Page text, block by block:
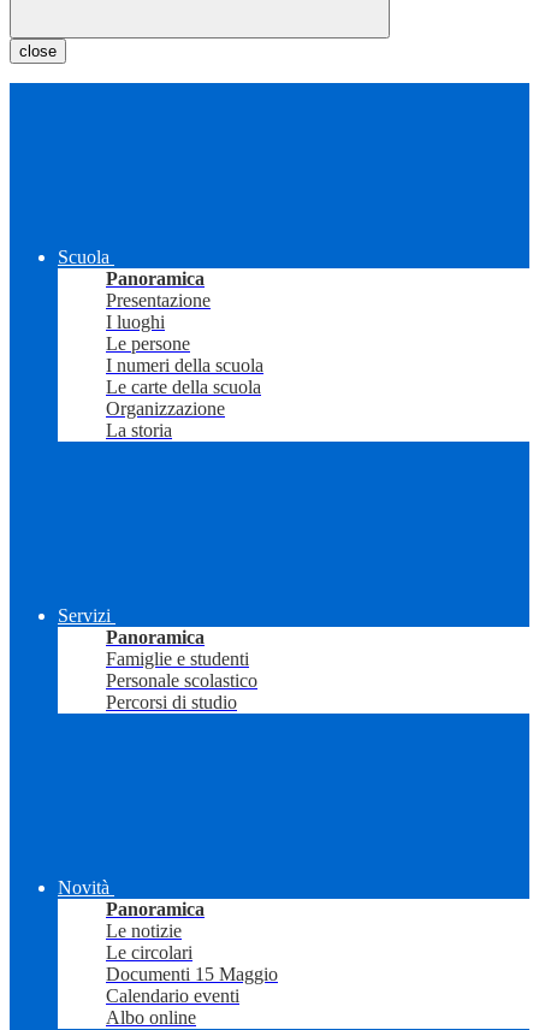
close
Scuola
Panoramica
Presentazione
I luoghi
Le persone
I numeri della scuola
Le carte della scuola
Organizzazione
La storia
Servizi
Panoramica
Famiglie e studenti
Personale scolastico
Percorsi di studio
Novità
Panoramica
Le notizie
Le circolari
Documenti 15 Maggio
Calendario eventi
Albo online